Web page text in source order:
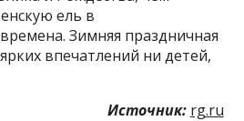
ель в
Зимняя праздничная
впечатлений ни детей,
Источник: rg.ru